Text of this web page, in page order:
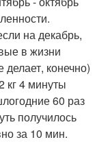
на декабрь,
в жизни
делает, конечно)
кг 4 минуты
60 раз
получилось
за 10 мин.